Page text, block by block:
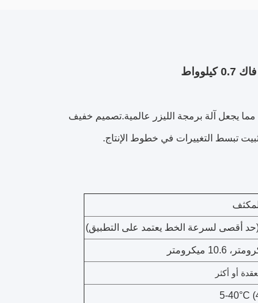
مما يجعل آلة برمجة الليزر عالمية.تصميم خفيف
تبسط التغييرات في خطوط الإنتاج.
5-40°C